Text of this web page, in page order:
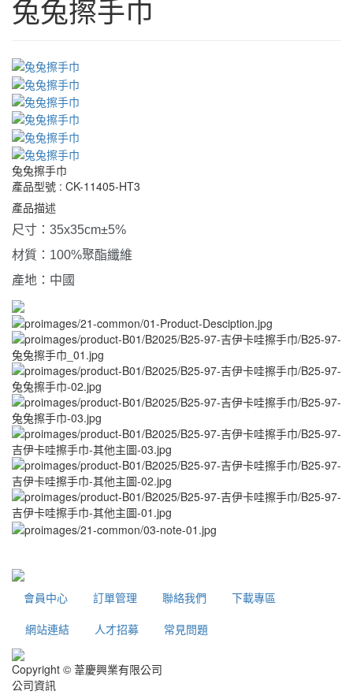
兔兔擦手巾
兔兔擦手巾
產品型號 : CK-11405-HT3
產品描述
尺寸： 35x35cm±5%
材質： 100%聚酯纖維
產地：中國
會員中心 訂單管理 聯絡我們
下載專區
網站連結
人才招募 常見問題
Copyright © 葦慶興業有限公司
公司資訊